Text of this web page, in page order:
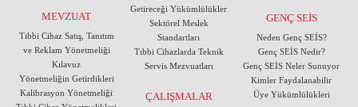
MEVZUAT
Tıbbi Cihaz Satış, Tanıtım
ve Reklam Yönetmeliği
Kılavuz
Yönetmeliğin Getirdikleri
Kalibrasyon Yönetmeliği
Getireceği Yükümlülükler
Sektörel Meslek
Standartları
Tıbbi Cihazlarda Teknik
Servis Mezvuatları
ÇALIŞMALAR
GENÇ SEİS
Neden Genç SEİS?
Genç SEİS Nedir?
Genç SEİS Neler Sunuyor
Kimler Faydalanabilir
Üye Yükümlülükleri